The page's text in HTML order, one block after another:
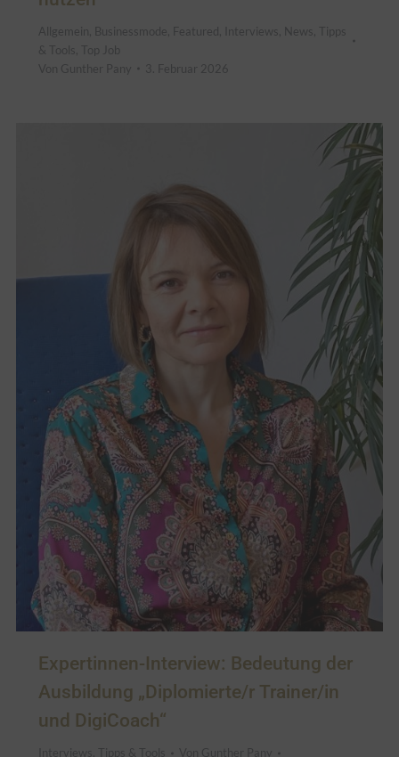
Allgemein Businessmode Featured Interviews News
Tipps
& Tools
Top Job
Von Gunther Pany 3. Februar 2026
Expertinnen-Interview: Bedeutung der
Ausbildung „Diplomierte/r Trainer/in
und DigiCoach“
Interviews Tipps & Tools Von Gunther Pany